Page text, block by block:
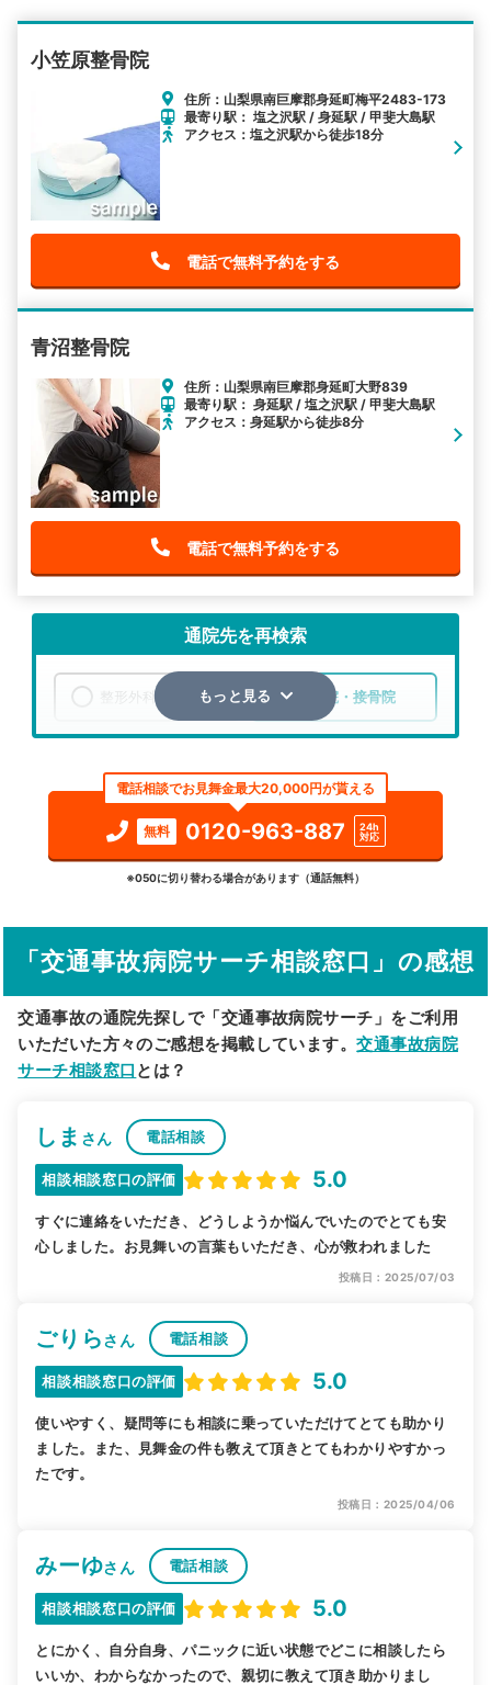
検索する
その他の検索方法
駅から探す
小笠原整骨院
住所：山梨県南巨摩郡身延町梅平2483-173
最寄り駅： 塩之沢駅 / 身延駅 / 甲斐大島駅
アクセス：塩之沢駅から徒歩18分
電話で無料予約をする
青沼整骨院
住所：山梨県南巨摩郡身延町大野839
最寄り駅： 身延駅 / 塩之沢駅 / 甲斐大島駅
アクセス：身延駅から徒歩8分
電話で無料予約をする
通院先を再検索
整形外科 整骨院・接骨院
検索する
詳細条件で絞り込む
駅から探す 院名から探す
もっと見る
電話相談でお見舞金最大20,000円が貰える
無料 0120-963-887
24h
対応
※050に切り替わる場合があります（通話無料）
「交通事故病院サーチ相談窓口」の感想
交通事故の通院先探しで「交通事故病院サーチ」をご利用
いただいた方々のご感想を掲載しています。交通事故病院
サーチ相談窓口 とは？
しま さん 電話相談
相談相談窓口の評価 5.0
すぐに連絡をいただき、どうしようか悩んでいたのでとても安
心しました。お見舞いの言葉もいただき、心が救われました
投稿日：2025/07/03
ごりらさん 電話相談
相談相談窓口の評価 5.0
使いやすく、疑問等にも相談に乗っていただけてとても助かり
ました。また、見舞金の件も教えて頂きとてもわかりやすかっ
たです。
投稿日：2025/04/06
みーゆさん 電話相談
相談相談窓口の評価 5.0
とにかく、自分自身、パニックに近い状態でどこに相談したら
いいか、わからなかったので、親切に教えて頂き助かりまし